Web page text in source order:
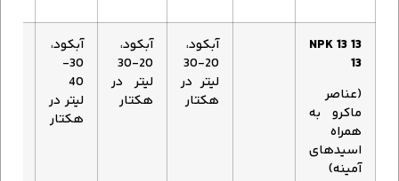
NPK 13 13
13
(عناصر
ماکرو به
همراه
اسیدهای
آمینه)
آبکود،
20-30
لیتر در
هکتار
آبکود،
20-30
لیتر در
هکتار
آبکود،
30-
40
لیتر در
هکتار